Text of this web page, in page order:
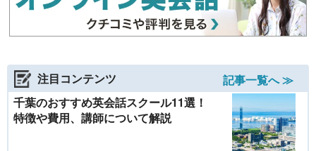
注目コンテンツ
記事一覧へ ≫
千葉のおすすめ英会話スクール11選！
特徴や費用、講師について解説